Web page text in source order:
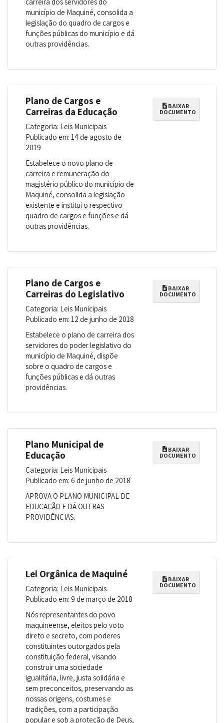
município de Maquiné, consolida a
legislação do quadro de cargos e
funções públicas do município e dá
outras providências.
Plano de Cargos e
Carreiras da Educação
Categoria: Leis Municipais
Publicado em: 14 de agosto de
2019
Estabelece o novo plano de
carreira e remuneração do
magistério público do município de
Maquiné, consolida a legislação
existente e institui o respectivo
quadro de cargos e funções e dá
outras providências.
BAIXAR
DOCUMENTO
Plano de Cargos e
Carreiras do Legislativo
Categoria: Leis Municipais
Publicado em: 12 de junho de 2018
Estabelece o plano de carreira dos
servidores do poder legislativo do
município de Maquiné, dispõe
sobre o quadro de cargos e
funções públicas e dá outras
providências.
BAIXAR
DOCUMENTO
Plano Municipal de
Educação
Categoria: Leis Municipais
Publicado em: 6 de junho de 2018
APROVA O PLANO MUNICIPAL DE
EDUCAÇÃO E DÁ OUTRAS
PROVIDÊNCIAS.
BAIXAR
DOCUMENTO
Lei Orgânica de Maquiné
Categoria: Leis Municipais
Publicado em: 9 de março de 2018
Nós representantes do povo
maquineense, eleitos pelo voto
direto e secreto, com poderes
constituintes outorgados pela
constituição federal, visando
construir uma sociedade
igualitária, livre, justa solidária e
sem preconceitos, preservando as
nossas origens, costumes e
tradições, com a participação
popular e sob a proteção de Deus,
BAIXAR
DOCUMENTO